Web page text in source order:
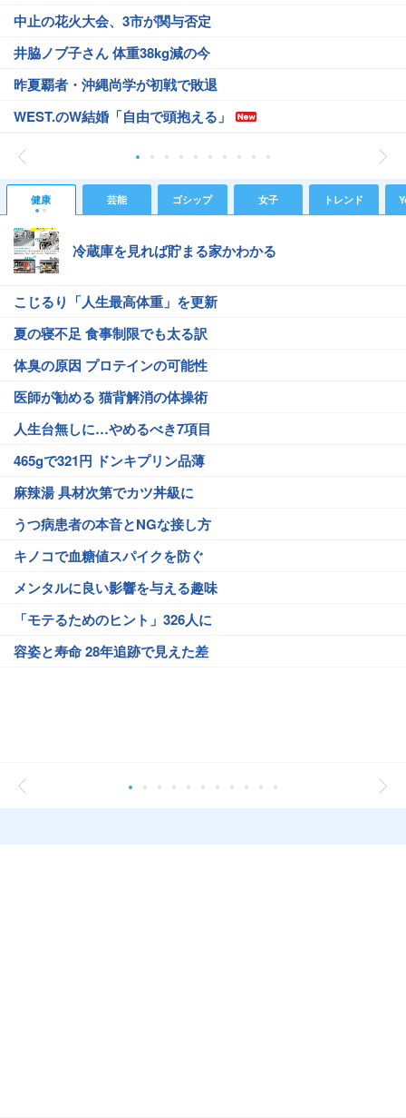
中止の花火大会、3市が関与否定
井脇ノブ子さん 体重38kg減の今
昨夏覇者・沖縄尚学が初戦で敗退
WEST.のW結婚「自由で頭抱える」
健康 芸能 ゴシップ 女子 トレンド
冷蔵庫を見れば貯まる家かわかる
こじるり「人生最高体重」を更新
夏の寝不足 食事制限でも太る訳
体臭の原因 プロテインの可能性
医師が勧める 猫背解消の体操術
人生台無しに…やめるべき7項目
465gで321円 ドンキプリン品薄
麻辣湯 具材次第でカツ丼級に
うつ病患者の本音とNGな接し方
キノコで血糖値スパイクを防ぐ
メンタルに良い影響を与える趣味
「モテるためのヒント」326人に
容姿と寿命 28年追跡で見えた差